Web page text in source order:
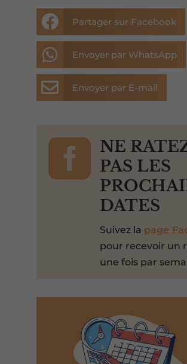
 Partager sur Facebook
 Envoyer par WhatsApp
 Envoyer par E-mail

NE
PAS LES
DATES
Suivez la page
pour recevoir un
une fois par